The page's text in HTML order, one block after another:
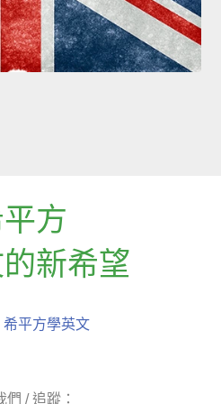
方
新希望
平方學英文
們 / 追蹤：